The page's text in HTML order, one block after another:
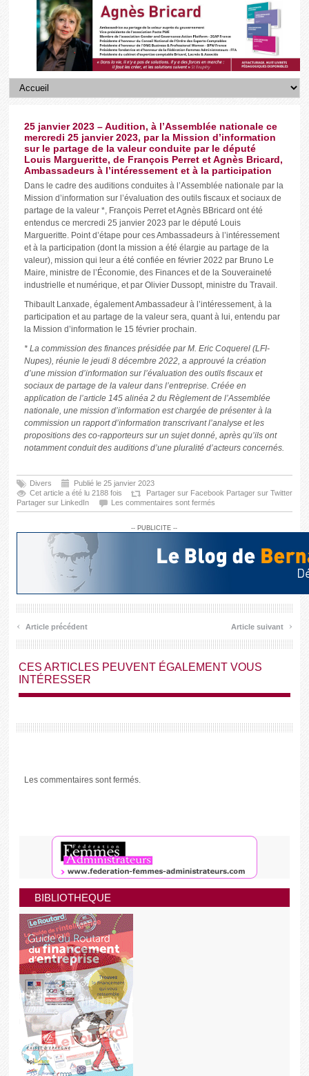
25 janvier 2023 – Audition, à l’Assemblée nationale ce
mercredi 25 janvier 2023, par la Mission d’information
sur le partage de la valeur conduite par le député
Louis Margueritte, de François Perret et Agnès Bricard,
Ambassadeurs à l’intéressement et à la participation
Dans le cadre des auditions conduites à l’Assemblée nationale par la
Mission d’information sur l’évaluation des outils fiscaux et sociaux de
partage de la valeur *, François Perret et Agnès BBricard ont été
entendus ce mercredi 25 janvier 2023 par le député Louis
Margueritte. Point d’étape pour ces Ambassadeurs à l’intéressement
et à la participation (dont la mission a été élargie au partage de la
valeur), mission qui leur a été confiée en février 2022 par Bruno Le
Maire, ministre de l’Économie, des Finances et de la Souveraineté
industrielle et numérique, et par Olivier Dussopt, ministre du Travail.
Thibault Lanxade, également Ambassadeur à l’intéressement, à la
participation et au partage de la valeur sera, quant à lui, entendu par
la Mission d’information le 15 février prochain.
* La commission des finances présidée par M. Eric Coquerel (LFI-
Nupes), réunie le jeudi 8 décembre 2022, a approuvé la création
d’une mission d’information sur l’évaluation des outils fiscaux et
sociaux de partage de la valeur dans l’entreprise. Créée en
application de l’article 145 alinéa 2 du Règlement de l’Assemblée
nationale, une mission d’information est chargée de présenter à la
commission un rapport d’information transcrivant l’analyse et les
propositions des co-rapporteurs sur un sujet donné, après qu’ils ont
notamment conduit des auditions d’une pluralité d’acteurs concernés.
Divers
Publié le 25 janvier 2023
Cet article a été lu 2188 fois
Partager sur Facebook Partager sur Twitter
Partager sur LinkedIn
Les commentaires sont fermés
-- PUBLICITE --
‹ Article précédent Article suivant ›
CES ARTICLES PEUVENT ÉGALEMENT VOUS
INTÉRESSER
Les commentaires sont fermés.
BIBLIOTHEQUE